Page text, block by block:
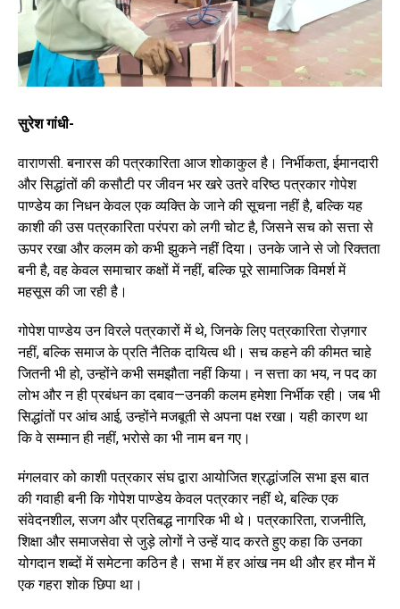
सुरेश गांधी-
वाराणसी. बनारस की पत्रकारिता आज शोकाकुल है। निर्भीकता, ईमानदारी
और सिद्धांतों की कसौटी पर जीवन भर खरे उतरे वरिष्ठ पत्रकार गोपेश
पाण्डेय का निधन केवल एक व्यक्ति के जाने की सूचना नहीं है, बल्कि यह
काशी की उस पत्रकारिता परंपरा को लगी चोट है, जिसने सच को सत्ता से
ऊपर रखा और कलम को कभी झुकने नहीं दिया। उनके जाने से जो रिक्तता
बनी है, वह केवल समाचार कक्षों में नहीं, बल्कि पूरे सामाजिक विमर्श में
महसूस की जा रही है।
गोपेश पाण्डेय उन विरले पत्रकारों में थे, जिनके लिए पत्रकारिता रोज़गार
नहीं, बल्कि समाज के प्रति नैतिक दायित्व थी। सच कहने की कीमत चाहे
जितनी भी हो, उन्होंने कभी समझौता नहीं किया। न सत्ता का भय, न पद का
लोभ और न ही प्रबंधन का दबाव—उनकी कलम हमेशा निर्भीक रही। जब भी
सिद्धांतों पर आंच आई, उन्होंने मजबूती से अपना पक्ष रखा। यही कारण था
कि वे सम्मान ही नहीं, भरोसे का भी नाम बन गए।
मंगलवार को काशी पत्रकार संघ द्वारा आयोजित श्रद्धांजलि सभा इस बात
की गवाही बनी कि गोपेश पाण्डेय केवल पत्रकार नहीं थे, बल्कि एक
संवेदनशील, सजग और प्रतिबद्ध नागरिक भी थे। पत्रकारिता, राजनीति,
शिक्षा और समाजसेवा से जुड़े लोगों ने उन्हें याद करते हुए कहा कि उनका
योगदान शब्दों में समेटना कठिन है। सभा में हर आंख नम थी और हर मौन में
एक गहरा शोक छिपा था।